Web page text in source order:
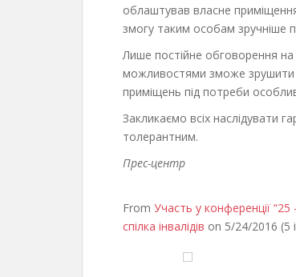
облаштував власне
змогу таким особам зручніше
Лише постійне обговорення
можливостями зможе зрушити
приміщень під потреби
Закликаємо всіх наслідувати
толерантним.
Прес-центр
From Участь у конференції
спілка інвалідів on 5/24/2016 (5